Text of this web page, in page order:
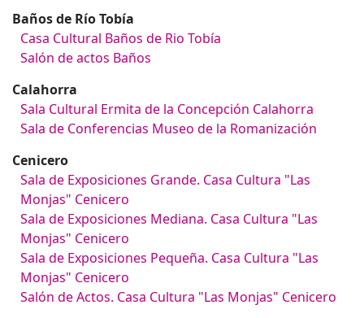
Baños de Río Tobía
Casa Cultural Baños de Rio Tobía
Salón de actos Baños
Calahorra
Sala Cultural Ermita de la Concepción Calahorra
Sala de Conferencias Museo de la Romanización
Cenicero
Sala de Exposiciones Grande. Casa Cultura "Las
Monjas" Cenicero
Sala de Exposiciones Mediana. Casa Cultura "Las
Monjas" Cenicero
Sala de Exposiciones Pequeña. Casa Cultura "Las
Monjas" Cenicero
Salón de Actos. Casa Cultura "Las Monjas" Cenicero